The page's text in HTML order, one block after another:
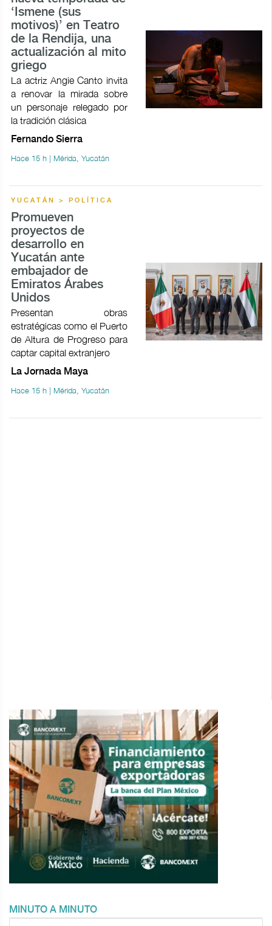
‘Ismene (sus
motivos)’ en Teatro
de la Rendija, una
actualización al mito
griego
La actriz Angie Canto invita
a renovar la mirada sobre
un personaje relegado por
la tradición clásica
Fernando Sierra
Hace 15 h | Mérida, Yucatán
YUCATÁN > POLÍTICA
Promueven
proyectos de
desarrollo en
Yucatán ante
embajador de
Emiratos Árabes
Unidos
Presentan obras
estratégicas como el Puerto
de Altura de Progreso para
captar capital extranjero
La Jornada Maya
Hace 15 h | Mérida, Yucatán
MINUTO A MINUTO